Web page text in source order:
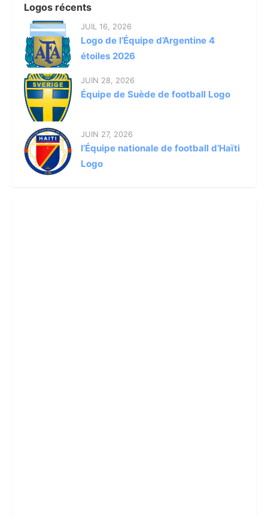
Logos récents
JUIL 16, 2026
Logo de l’Équipe d’Argentine 4
étoiles 2026
JUIN 28, 2026
Équipe de Suède de football Logo
JUIN 27, 2026
l’Équipe nationale de football d’Haïti
Logo